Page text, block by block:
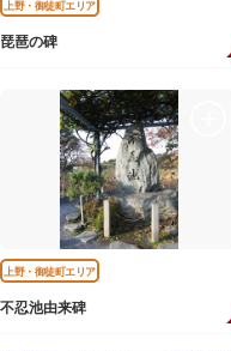
上野・御徒町エリア
琵琶の碑
上野・御徒町エリア
不忍池由来碑